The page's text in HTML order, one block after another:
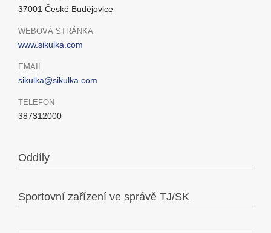
37001 České Budějovice
WEBOVÁ STRÁNKA
www.sikulka.com
EMAIL
sikulka@sikulka.com
TELEFON
387312000
Oddíly
Sportovní zařízení ve správě TJ/SK